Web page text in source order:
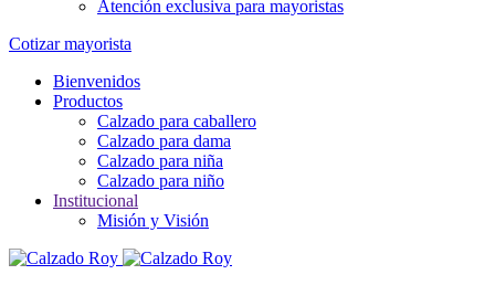
Atención exclusiva para mayoristas
Cotizar mayorista
Bienvenidos
Productos
Calzado para caballero
Calzado para dama
Calzado para niña
Calzado para niño
Institucional
Misión y Visión